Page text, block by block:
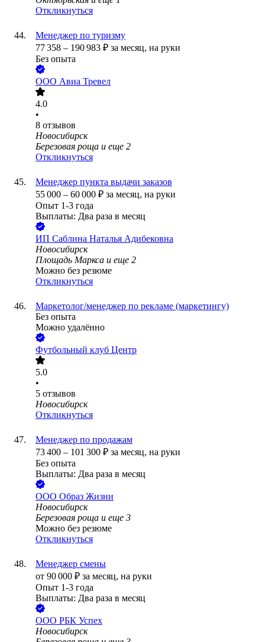
Откликнуться
Менеджер по туризму
77 358 – 190 983 ₽ за месяц, на руки
Без опыта
ООО Авиа Тревел
4.0
•
8 отзывов
Новосибирск
Березовая роща и еще 2
Откликнуться
Менеджер пункта выдачи заказов
55 000 – 60 000 ₽ за месяц, на руки
Опыт 1-3 года
Выплаты: Два раза в месяц
ИП Саблина Наталья Адибековна
Новосибирск
Площадь Маркса и еще 2
Можно без резюме
Откликнуться
Маркетолог/менеджер по рекламе (маркетингу)
Без опыта
Можно удалённо
Футбольный клуб Центр
5.0
•
5 отзывов
Новосибирск
Откликнуться
Менеджер по продажам
73 400 – 101 300 ₽ за месяц, на руки
Без опыта
Выплаты: Два раза в месяц
ООО Образ Жизни
Новосибирск
Березовая роща и еще 3
Можно без резюме
Откликнуться
Менеджер смены
от 90 000 ₽ за месяц, на руки
Опыт 1-3 года
Выплаты: Два раза в месяц
ООО РБК Успех
Новосибирск